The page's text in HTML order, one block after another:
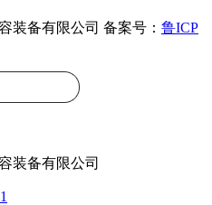
装备有限公司 备案号： 鲁ICP
装备有限公司